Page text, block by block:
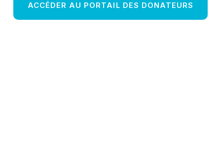
ACCÉDER AU PORTAIL DES DONATEURS